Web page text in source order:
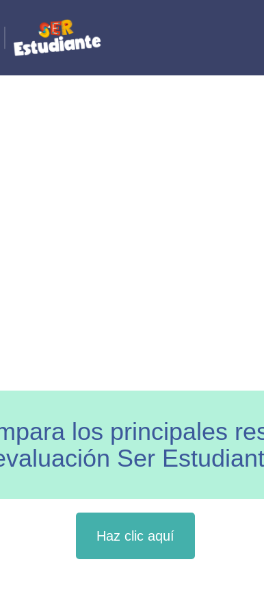
los principales
Ser
Haz clic aquí